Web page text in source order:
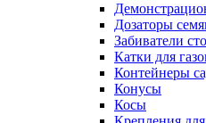
Дозаторы
Забиватели
Катки для
Контейнеры
Конусы
Косы